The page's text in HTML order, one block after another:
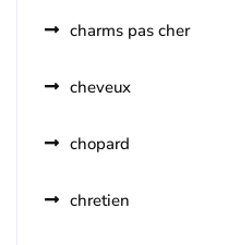
charms pas cher
cheveux
chopard
chretien